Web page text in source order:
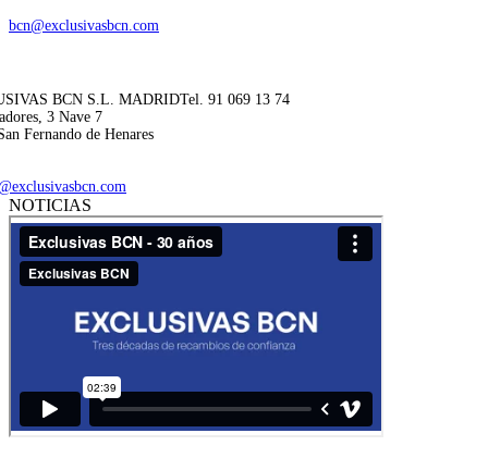
bcn@exclusivasbcn.com
BCN S.L. MADRIDTel. 91 069 13 74
3 Nave 7
Fernando de Henares
NOTICIAS